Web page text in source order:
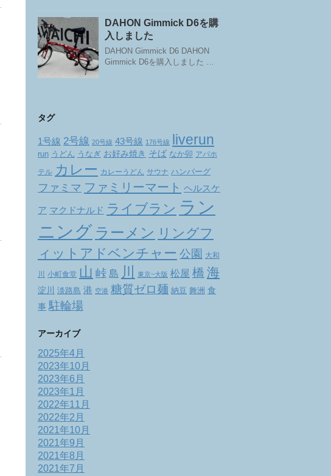
DAHON Gimmick D6を購
入しました
DAHON Gimmick D6 DAHON
Gimmick D6を購入しました …
タグ
1号線 2号線 20号線 43号線 176号線 liverun
run うどん うなぎ お好み焼き そば なか卯 アパホ
テル カレー カレーうどん サウナ ハンバーグ
ファミマ ファミリーマート ヘルスケ
ア マクドナルド ライブラン ラン
ニング ラーメン リングフ
ィットアドベンチャー 公園 大和
川 小町食堂 山 峠 島 川 東京~大阪 松屋 橋 海
淀川 淡路島 港 空港 糖質ゼロ麺 納豆 舞洲 食
事 駐輪場
アーカイブ
2025年4月
2023年10月
2023年6月
2023年1月
2022年11月
2022年2月
2021年10月
2021年9月
2021年8月
2021年7月